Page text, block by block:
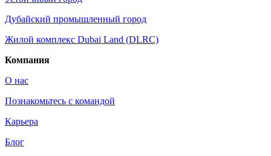
Дубайский промышленный город
Жилой комплекс Dubai Land (DLRC)
Компания
О нас
Познакомьтесь с командой
Карьера
Блог